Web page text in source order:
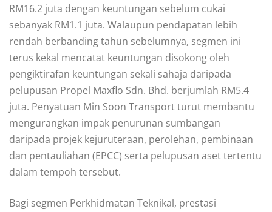
RM16.2 juta dengan keuntungan sebelum cukai
sebanyak RM1.1 juta. Walaupun pendapatan lebih
rendah berbanding tahun sebelumnya, segmen ini
terus kekal mencatat keuntungan disokong oleh
pengiktirafan keuntungan sekali sahaja daripada
pelupusan Propel Maxflo Sdn. Bhd. berjumlah RM5.4
juta. Penyatuan Min Soon Transport turut membantu
mengurangkan impak penurunan sumbangan
daripada projek kejuruteraan, perolehan, pembinaan
dan pentauliahan (EPCC) serta pelupusan aset tertentu
dalam tempoh tersebut.
Bagi segmen Perkhidmatan Teknikal, prestasi